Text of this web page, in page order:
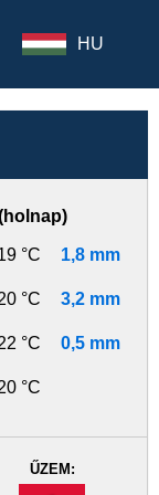
HU
°C 1,8 mm
°C 3,2 mm
°C 0,5 mm
°C
ŰZEM: